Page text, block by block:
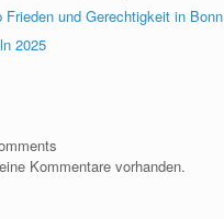
Frieden und Gerechtigkeit in Bonn
2025
Kommentare vorhanden.